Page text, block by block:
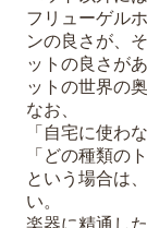
フリューゲル
ンの良さが、
ットの良さが
ットの世界の
なお、
「自宅に使わ
「どの種類の
という場合は
い。
楽器に精通し